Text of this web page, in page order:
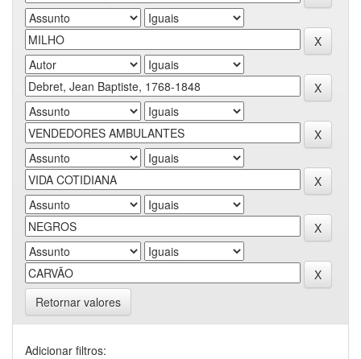
Retornar valores
Adicionar filtros: